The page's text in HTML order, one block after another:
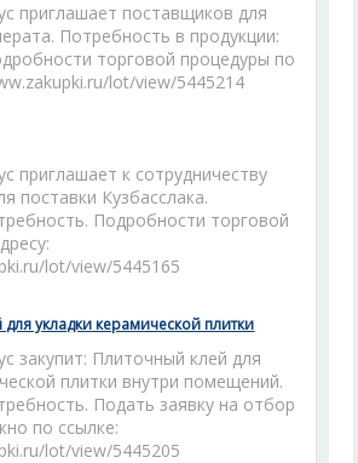
приглашает поставщиков для
Потребность в продукции:
торговой процедуры по
lot/view/5445214
приглашает к сотрудничеству
поставки Кузбасслака.
Подробности торговой
lot/view/5445165
укладки керамической плитки
закупит: Плиточный клей для
плитки внутри помещений.
Подать заявку на отбор
по ссылке:
lot/view/5445205